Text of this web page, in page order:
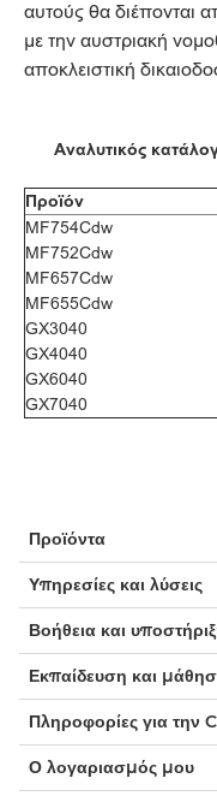
αυτούς θα διέπονται
με την αυστριακή
αποκλειστική
Αναλυτικός
Προϊόν
MF754Cdw
MF752Cdw
MF657Cdw
MF655Cdw
GX3040
GX4040
GX6040
GX7040
Προϊόντα
Υπηρεσίες και λύσεις
Βοήθεια και
Εκπαίδευση και
Πληροφορίες για την
Ο λογαριασμός μου